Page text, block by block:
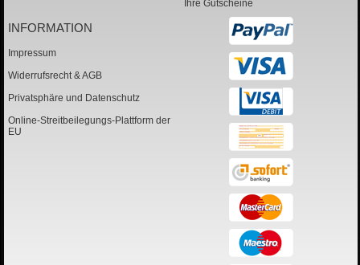
Ihre Gutscheine
INFORMATION
Impressum
Widerrufsrecht & AGB
Privatsphäre und Datenschutz
Online-Streitbeilegungs-Plattform der
EU